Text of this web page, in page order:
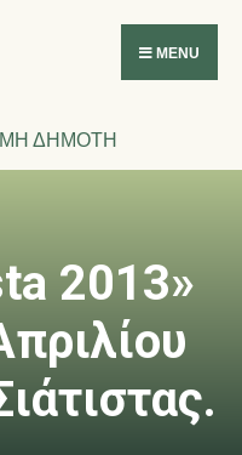
εργαλείων
MENU
ΔΗΜΟΤΗ
2013»